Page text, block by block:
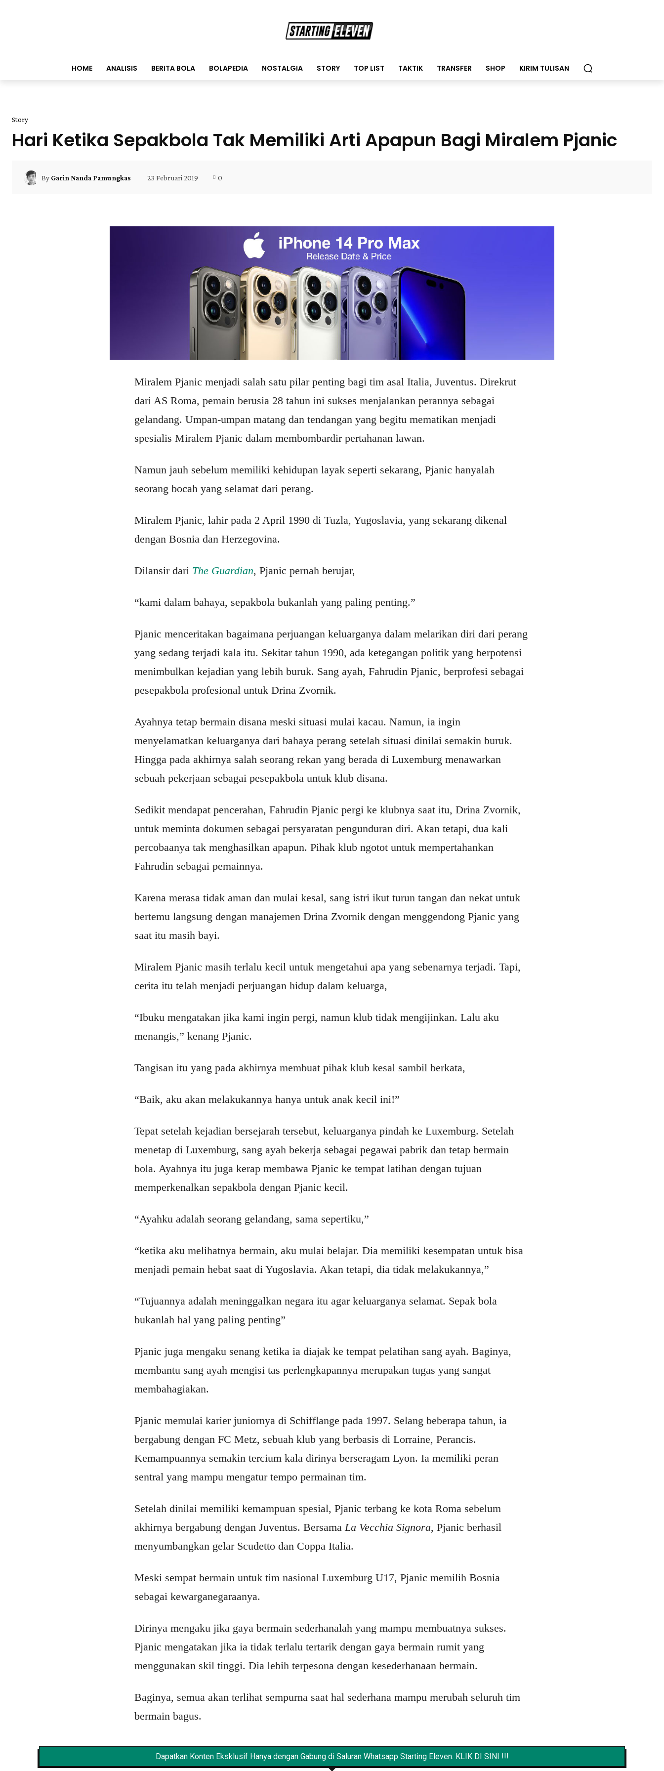
HOME ANALISIS BERITA BOLA BOLAPEDIA NOSTALGIA STORY TOP LIST TAKTIK TRANSFER SHOP KIRIM TULISAN
Story
Hari Ketika Sepakbola Tak Memiliki Arti Apapun Bagi Miralem Pjanic
By Garin Nanda Pamungkas 23 Februari 2019 0
Miralem Pjanic menjadi salah satu pilar penting bagi tim asal Italia, Juventus. Direkrut
dari AS Roma, pemain berusia 28 tahun ini sukses menjalankan perannya sebagai
gelandang. Umpan-umpan matang dan tendangan yang begitu mematikan menjadi
spesialis Miralem Pjanic dalam membombardir pertahanan lawan.
Namun jauh sebelum memiliki kehidupan layak seperti sekarang, Pjanic hanyalah
seorang bocah yang selamat dari perang.
Miralem Pjanic, lahir pada 2 April 1990 di Tuzla, Yugoslavia, yang sekarang dikenal
dengan Bosnia dan Herzegovina.
Dilansir dari The Guardian, Pjanic pernah berujar,
“kami dalam bahaya, sepakbola bukanlah yang paling penting.”
Pjanic menceritakan bagaimana perjuangan keluarganya dalam melarikan diri dari perang
yang sedang terjadi kala itu. Sekitar tahun 1990, ada ketegangan politik yang berpotensi
menimbulkan kejadian yang lebih buruk. Sang ayah, Fahrudin Pjanic, berprofesi sebagai
pesepakbola profesional untuk Drina Zvornik.
Ayahnya tetap bermain disana meski situasi mulai kacau. Namun, ia ingin
menyelamatkan keluarganya dari bahaya perang setelah situasi dinilai semakin buruk.
Hingga pada akhirnya salah seorang rekan yang berada di Luxemburg menawarkan
sebuah pekerjaan sebagai pesepakbola untuk klub disana.
Sedikit mendapat pencerahan, Fahrudin Pjanic pergi ke klubnya saat itu, Drina Zvornik,
untuk meminta dokumen sebagai persyaratan pengunduran diri. Akan tetapi, dua kali
percobaanya tak menghasilkan apapun. Pihak klub ngotot untuk mempertahankan
Fahrudin sebagai pemainnya.
Karena merasa tidak aman dan mulai kesal, sang istri ikut turun tangan dan nekat untuk
bertemu langsung dengan manajemen Drina Zvornik dengan menggendong Pjanic yang
saat itu masih bayi.
Miralem Pjanic masih terlalu kecil untuk mengetahui apa yang sebenarnya terjadi. Tapi,
cerita itu telah menjadi perjuangan hidup dalam keluarga,
“Ibuku mengatakan jika kami ingin pergi, namun klub tidak mengijinkan. Lalu aku
menangis,” kenang Pjanic.
Tangisan itu yang pada akhirnya membuat pihak klub kesal sambil berkata,
“Baik, aku akan melakukannya hanya untuk anak kecil ini!”
Tepat setelah kejadian bersejarah tersebut, keluarganya pindah ke Luxemburg. Setelah
menetap di Luxemburg, sang ayah bekerja sebagai pegawai pabrik dan tetap bermain
bola. Ayahnya itu juga kerap membawa Pjanic ke tempat latihan dengan tujuan
memperkenalkan sepakbola dengan Pjanic kecil.
“Ayahku adalah seorang gelandang, sama sepertiku,”
“ketika aku melihatnya bermain, aku mulai belajar. Dia memiliki kesempatan untuk bisa
menjadi pemain hebat saat di Yugoslavia. Akan tetapi, dia tidak melakukannya,”
“Tujuannya adalah meninggalkan negara itu agar keluarganya selamat. Sepak bola
bukanlah hal yang paling penting”
Pjanic juga mengaku senang ketika ia diajak ke tempat pelatihan sang ayah. Baginya,
membantu sang ayah mengisi tas perlengkapannya merupakan tugas yang sangat
membahagiakan.
Pjanic memulai karier juniornya di Schifflange pada 1997. Selang beberapa tahun, ia
bergabung dengan FC Metz, sebuah klub yang berbasis di Lorraine, Perancis.
Kemampuannya semakin tercium kala dirinya berseragam Lyon. Ia memiliki peran
sentral yang mampu mengatur tempo permainan tim.
Setelah dinilai memiliki kemampuan spesial, Pjanic terbang ke kota Roma sebelum
akhirnya bergabung dengan Juventus. BersamaLa Vecchia Signora, Pjanic berhasil
menyumbangkan gelar Scudetto dan Coppa Italia.
Meski sempat bermain untuk tim nasional Luxemburg U17, Pjanic memilih Bosnia
sebagai kewarganegaraanya.
Dirinya mengaku jika gaya bermain sederhanalah yang mampu membuatnya sukses.
Pjanic mengatakan jika ia tidak terlalu tertarik dengan gaya bermain rumit yang
menggunakan skil tinggi. Dia lebih terpesona dengan kesederhanaan bermain.
Baginya, semua akan terlihat sempurna saat hal sederhana mampu merubah seluruh tim
bermain bagus.
Dapatkan Konten Eksklusif Hanya dengan Gabung di Saluran Whatsapp Starting Eleven. KLIK DI SINI !!!